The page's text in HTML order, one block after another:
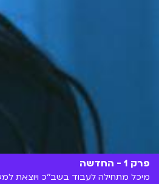
פרק 1 - החדשה
מיכל מתחילה לעבוד בשב׳׳כ ויוצאת